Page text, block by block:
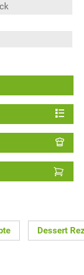
Dessert